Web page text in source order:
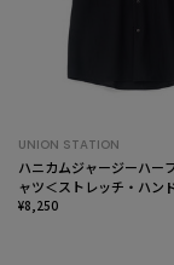
UNION STATION
ハニカムジャージーハー
ャツ＜ストレッチ・ハン
ブル＞
¥8,250